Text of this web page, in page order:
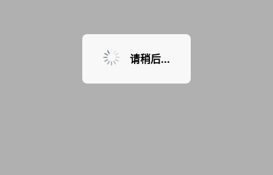
暂无课程，敬请期待
请稍后...